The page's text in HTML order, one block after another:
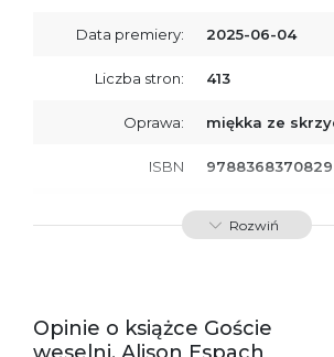
Data premiery: 2025-06-04
Liczba stron: 413
Oprawa: miękka ze
ISBN 9788368370829
K800934
Rozwiń
Opinie o książce Goście